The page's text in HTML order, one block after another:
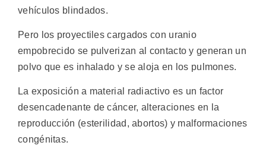
vehículos blindados.
Pero los proyectiles cargados con uranio
empobrecido se pulverizan al contacto y generan un
polvo que es inhalado y se aloja en los pulmones.
La exposición a material radiactivo es un factor
desencadenante de cáncer, alteraciones en la
reproducción (esterilidad, abortos) y malformaciones
congénitas.